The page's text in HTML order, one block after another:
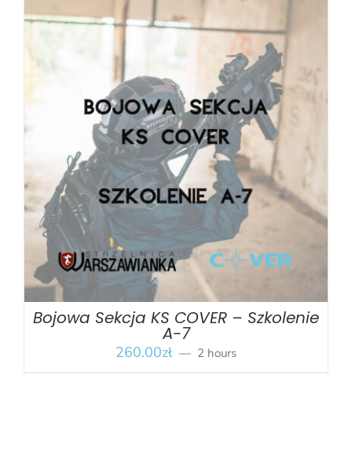
BOOK SZCZEGÓŁY
Bojowa Sekcja KS COVER – Szkolenie
A-7
260.00zł 2 hours